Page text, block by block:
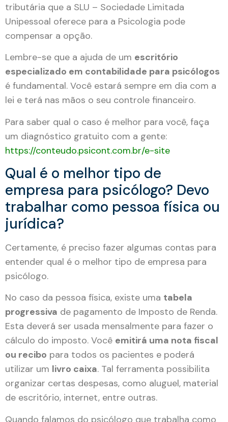
tributária que a SLU – Sociedade Limitada
Unipessoal oferece para a Psicologia pode
compensar a opção.
Lembre-se que a ajuda de um escritório
especializado em contabilidade para psicólogos
é fundamental. Você estará sempre em dia com a
lei e terá nas mãos o seu controle financeiro.
Para saber qual o caso é melhor para você, faça
um diagnóstico gratuito com a gente:
https://conteudo.psicont.com.br/e-site
Qual é o melhor tipo de
empresa para psicólogo? Devo
trabalhar como pessoa física ou
jurídica?
Certamente, é preciso fazer algumas contas para
entender qual é o melhor tipo de empresa para
psicólogo.
No caso da pessoa física, existe uma tabela
progressiva de pagamento de Imposto de Renda.
Esta deverá ser usada mensalmente para fazer o
cálculo do imposto. Você emitirá uma nota fiscal
ou recibo para todos os pacientes e poderá
utilizar um livro caixa. Tal ferramenta possibilita
organizar certas despesas, como aluguel, material
de escritório, internet, entre outras.
Quando falamos do psicólogo que trabalha como